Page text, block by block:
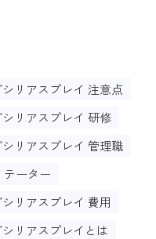
シリアスプレイ 注意点
シリアスプレイ 研修
シリアスプレイ 管理職
テーター
シリアスプレイ 費用
シリアスプレイとは